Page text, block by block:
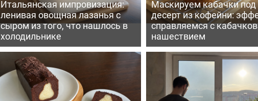
Итальянская импровизация:
ленивая овощная лазанья с
сыром из того, что нашлось в
холодильнике
Маскируем кабачки под
десерт из кофейни:
справляемся с
нашествием